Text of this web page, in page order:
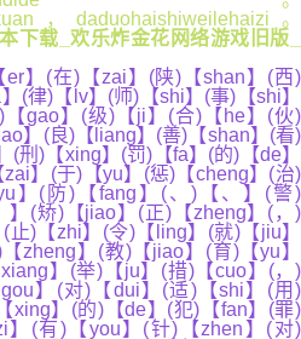
，daduohaishiweilehaizi。
下载_欢乐炸金花网络游戏旧版_
(在)【zai】(陕)【shan】(西)
(律)【lv】(师)【shi】(事)【shi】
gao】(级)【ji】(合)【he】(伙)
】(良)【liang】(善)【shan】(看)
(刑)【xing】(罚)【fa】(的)【de】
】(于)【yu】(惩)【cheng】(治)
】(防)【fang】(、)【、】(警)
】(矫)【jiao】(正)【zheng】(，)
止)【zhi】(令)【ling】(就)【jiu】
zheng】(教)【jiao】(育)【yu】
】(举)【ju】(措)【cuo】(，)
】(对)【dui】(适)【shi】(用)
xing】(的)【de】(犯)【fan】(罪)
】(有)【you】(针)【zhen】(对)